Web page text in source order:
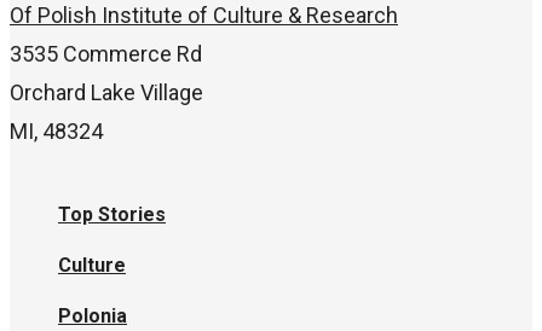
Of Polish Institute of Culture & Research
3535 Commerce Rd
Orchard Lake Village
MI, 48324
Top Stories
Culture
Polonia